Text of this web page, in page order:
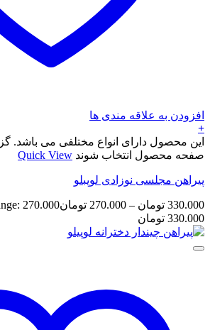
افزودن به علاقه مندی ها
+
این محصول دارای انواع مختلفی می باشد.
صفحه محصول انتخاب شوند Quick View
پیراهن مجلسی نوزادی لوپبلو
330.000 تومان –
270.000 تومان
330.000 تومان